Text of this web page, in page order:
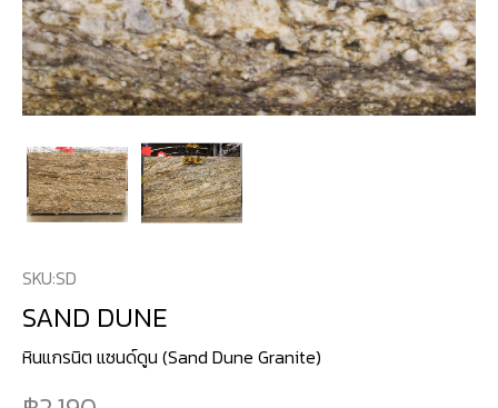
SKU:SD
SAND DUNE
หินแกรนิต แซนด์ดูน (Sand Dune Granite)